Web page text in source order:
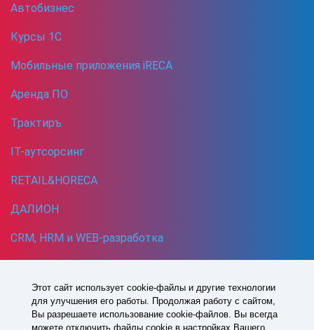
Автобизнес
Курсы 1С
Мобильные приложения iRECA
Аренда ПО
Трактиръ
IT-аутсорсинг
RETAIL&HORECA
ДАЛИОН
CRM, HRM и WEB-разработка
1993 -2026© Все права защищены
Политика в отношении обработки персональных данных
Этот сайт использует cookie-файлы и другие технологии
для улучшения его работы. Продолжая работу с сайтом,
Вы разрешаете использование cookie-файлов. Вы всегда
можете отключить файлы cookie в настройках Вашего